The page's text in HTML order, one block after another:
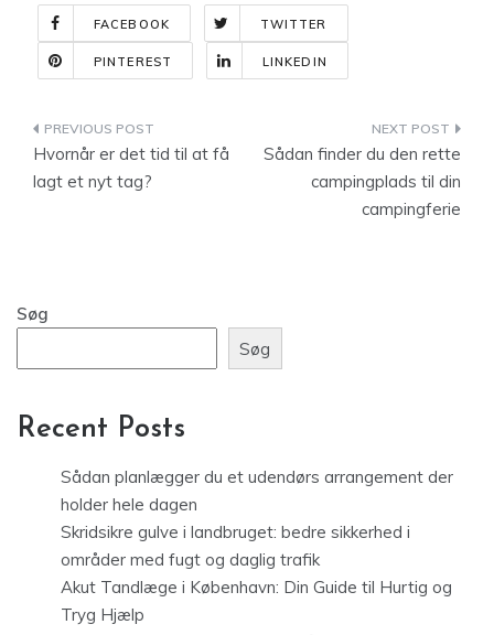
FACEBOOK TWITTER
PINTEREST LINKEDIN
Indlægsnavigation
Hvornår er det tid til at få
lagt et nyt tag?
Sådan finder du den rette
campingplads til din
campingferie
Søg
Søg
Recent Posts
Sådan planlægger du et udendørs arrangement der
holder hele dagen
Skridsikre gulve i landbruget: bedre sikkerhed i
områder med fugt og daglig trafik
Akut Tandlæge i København: Din Guide til Hurtig og
Tryg Hjælp